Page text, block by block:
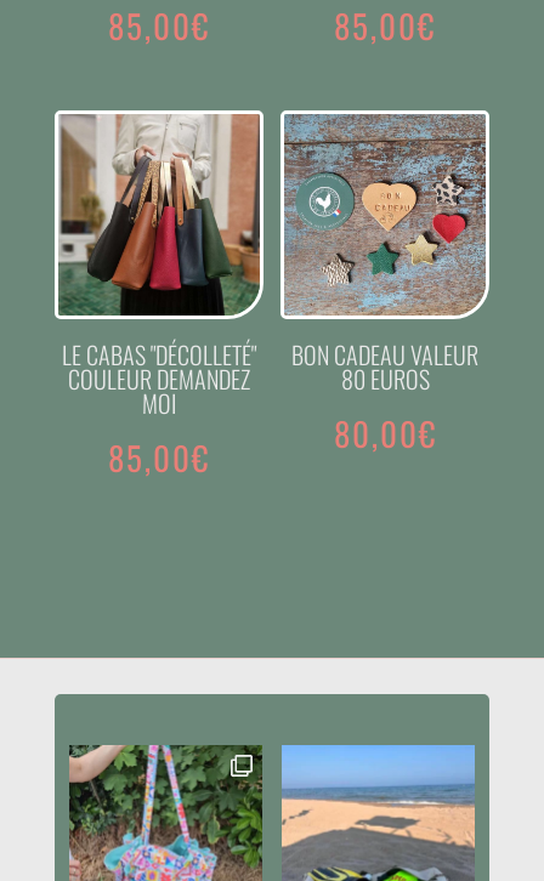
85,00€ 85,00€
LE CABAS "DÉCOLLETÉ"
COULEUR DEMANDEZ
MOI
85,00€
BON CADEAU VALEUR
80 EUROS
80,00€